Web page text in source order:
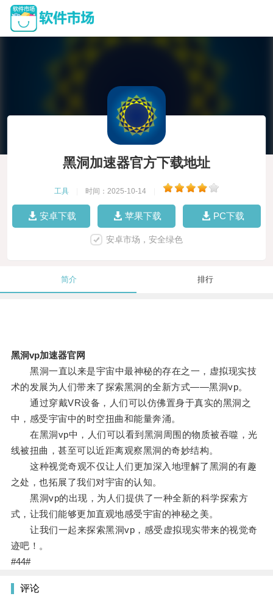
黑洞加速器官方下载地址
工具 时间：2025-10-14
安卓下载 苹果下载 PC下载
安卓市场，安全绿色
简介 排行
黑洞vp加速器官网
黑洞一直以来是宇宙中最神秘的存在之一，虚拟现实技
术的发展为人们带来了探索黑洞的全新方式——黑洞vp。
通过穿戴VR设备，人们可以仿佛置身于真实的黑洞之
中，感受宇宙中的时空扭曲和能量奔涌。
在黑洞vp中，人们可以看到黑洞周围的物质被吞噬，光
线被扭曲，甚至可以近距离观察黑洞的奇妙结构。
这种视觉奇观不仅让人们更加深入地理解了黑洞的有趣
之处，也拓展了我们对宇宙的认知。
黑洞vp的出现，为人们提供了一种全新的科学探索方
式，让我们能够更加直观地感受宇宙的神秘之美。
让我们一起来探索黑洞vp，感受虚拟现实带来的视觉奇
迹吧！。
#44#
评论